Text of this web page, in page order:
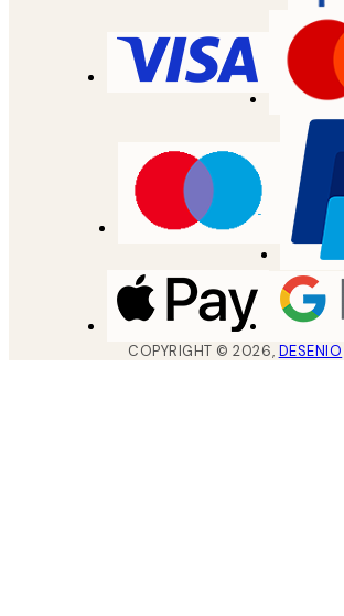
COPYRIGHT ©2026, DESENIO